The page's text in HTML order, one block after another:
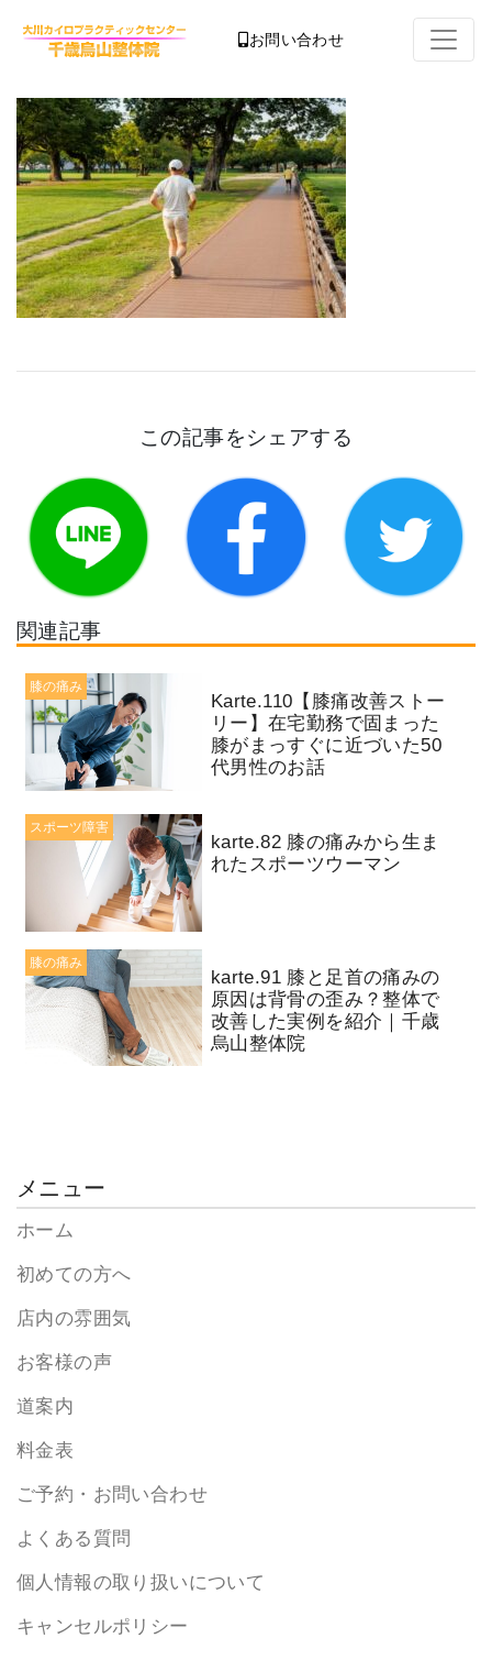
お問い合わせ
この記事をシェアする
関連記事
膝の痛み
Karte.110【膝痛改善ストー
リー】在宅勤務で固まった
膝がまっすぐに近づいた50
代男性のお話
スポーツ障害
karte.82 膝の痛みから生ま
れたスポーツウーマン
膝の痛み
karte.91 膝と足首の痛みの
原因は背骨の歪み？整体で
改善した実例を紹介｜千歳
烏山整体院
メニュー
ホーム
初めての方へ
店内の雰囲気
お客様の声
道案内
料金表
ご予約・お問い合わせ
よくある質問
個人情報の取り扱いについて
キャンセルポリシー